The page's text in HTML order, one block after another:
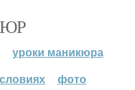
уроки маникюра
фото